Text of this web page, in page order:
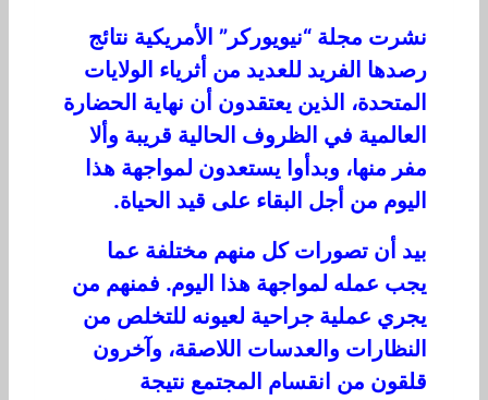
نشرت مجلة “نيويوركر” الأمريكية نتائج
رصدها الفريد للعديد من أثرياء الولايات
المتحدة، الذين يعتقدون أن نهاية الحضارة
العالمية في الظروف الحالية قريبة وألا
مفر منها، وبدأوا يستعدون لمواجهة هذا
اليوم من أجل البقاء على قيد الحياة.
بيد أن تصورات كل منهم مختلفة عما
يجب عمله لمواجهة هذا اليوم. فمنهم من
يجري عملية جراحية لعيونه للتخلص من
النظارات والعدسات اللاصقة، وآخرون
قلقون من انقسام المجتمع نتيجة